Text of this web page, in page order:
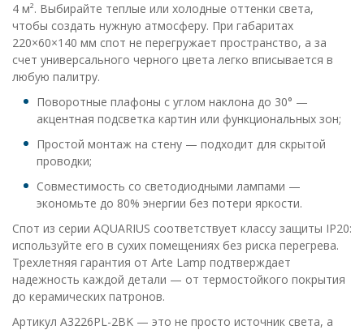
4 м². Выбирайте теплые или холодные оттенки света,
чтобы создать нужную атмосферу. При габаритах
220×60×140 мм спот не перегружает пространство, а за
счет универсального черного цвета легко вписывается в
любую палитру.
Поворотные плафоны с углом наклона до 30° —
акцентная подсветка картин или функциональных зон;
Простой монтаж на стену — подходит для скрытой
проводки;
Совместимость со светодиодными лампами —
экономьте до 80% энергии без потери яркости.
Спот из серии AQUARIUS соответствует классу защиты IP20:
используйте его в сухих помещениях без риска перегрева.
Трехлетняя гарантия от Arte Lamp подтверждает
надежность каждой детали — от термостойкого покрытия
до керамических патронов.
Артикул A3226PL-2BK — это не просто источник света, а